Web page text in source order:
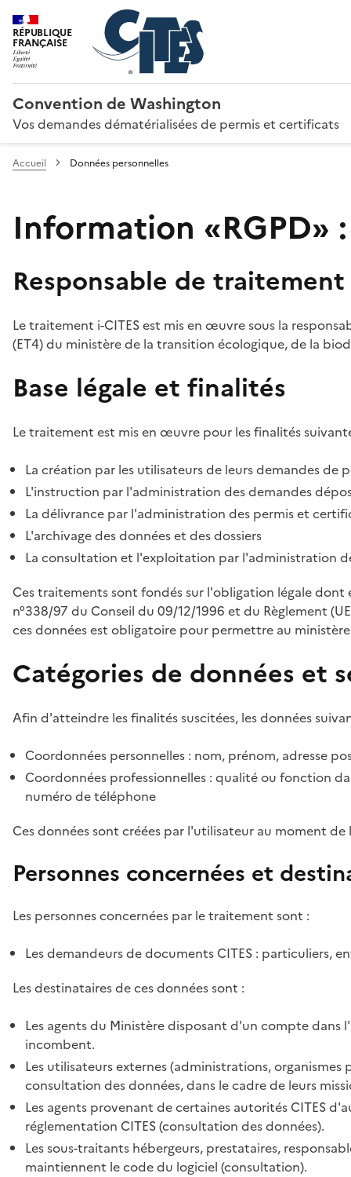
RÉPUBLIQUE
FRANÇAISE
Convention de Washington
Vos demandes dématérialisées de permis et certificats
Accueil Données personnelles
Information «RGPD»
Responsable de traitement
Le traitement i-CITES est mis en œuvre sous la
(ET4) du ministère de la transition écologique, de la
Base légale et finalités
Le traitement est mis en œuvre pour les finalités
La création par les utilisateurs de leurs demandes
L'instruction par l'administration des demandes
La délivrance par l'administration des permis et
L'archivage des données et des dossiers
La consultation et l'exploitation par l'administration
Ces traitements sont fondés sur l'obligation légale
n°338/97 du Conseil du 09/12/1996 et du Règlement
ces données est obligatoire pour permettre au
Catégories de données et
Afin d'atteindre les finalités suscitées, les données
Coordonnées personnelles : nom, prénom, adresse
Coordonnées professionnelles : qualité ou fonction
numéro de téléphone
Ces données sont créées par l'utilisateur au moment
Personnes concernées et
Les personnes concernées par le traitement sont :
Les demandeurs de documents CITES : particuliers,
Les destinataires de ces données sont :
Les agents du Ministère disposant d'un compte
incombent.
Les utilisateurs externes (administrations,
consultation des données, dans le cadre de leurs
Les agents provenant de certaines autorités CITES
réglementation CITES (consultation des données).
Les sous-traitants hébergeurs, prestataires,
maintiennent le code du logiciel (consultation).